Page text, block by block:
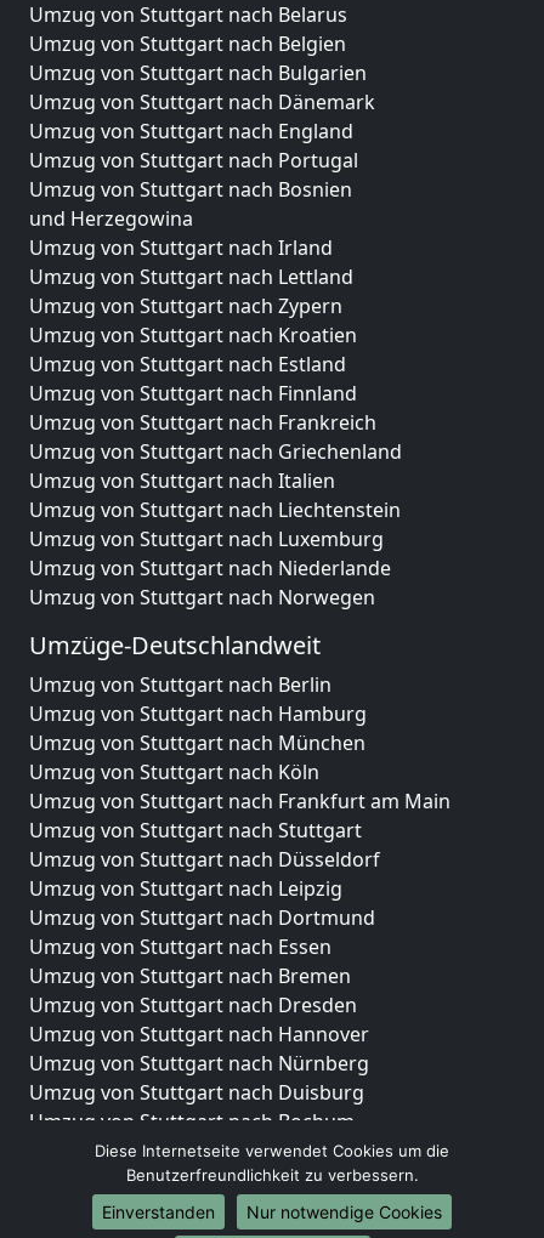
Umzug von Stuttgart nach Belarus
Umzug von Stuttgart nach Belgien
Umzug von Stuttgart nach Bulgarien
Umzug von Stuttgart nach Dänemark
Umzug von Stuttgart nach England
Umzug von Stuttgart nach Portugal
Umzug von Stuttgart nach Bosnien
und Herzegowina
Umzug von Stuttgart nach Irland
Umzug von Stuttgart nach Lettland
Umzug von Stuttgart nach Zypern
Umzug von Stuttgart nach Kroatien
Umzug von Stuttgart nach Estland
Umzug von Stuttgart nach Finnland
Umzug von Stuttgart nach Frankreich
Umzug von Stuttgart nach Griechenland
Umzug von Stuttgart nach Italien
Umzug von Stuttgart nach Liechtenstein
Umzug von Stuttgart nach Luxemburg
Umzug von Stuttgart nach Niederlande
Umzug von Stuttgart nach Norwegen
Umzüge-Deutschlandweit
Umzug von Stuttgart nach Berlin
Umzug von Stuttgart nach Hamburg
Umzug von Stuttgart nach München
Umzug von Stuttgart nach Köln
Umzug von Stuttgart nach Frankfurt am Main
Umzug von Stuttgart nach Stuttgart
Umzug von Stuttgart nach Düsseldorf
Umzug von Stuttgart nach Leipzig
Umzug von Stuttgart nach Dortmund
Umzug von Stuttgart nach Essen
Umzug von Stuttgart nach Bremen
Umzug von Stuttgart nach Dresden
Umzug von Stuttgart nach Hannover
Umzug von Stuttgart nach Nürnberg
Umzug von Stuttgart nach Duisburg
Umzug von Stuttgart nach Bochum
Umzug von Stuttgart nach Wuppertal
Umzug von Stuttgart nach Bielefeld
Umzug von Stuttgart nach Bonn
Diese Internetseite verwendet Cookies um die
Benutzerfreundlichkeit zu verbessern.
Einverstanden
Nur notwendige Cookies